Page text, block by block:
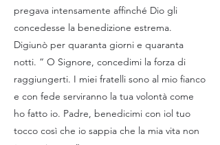
pregava intensamente affinché Dio gli
concedesse la benedizione estrema.
Digiunò per quaranta giorni e quaranta
notti. “ O Signore, concedimi la forza di
raggiungerti. I miei fratelli sono al mio fianco
e con fede serviranno la tua volontà come
ho fatto io. Padre, benedicimi con iol tuo
tocco così che io sappia che la mia vita non